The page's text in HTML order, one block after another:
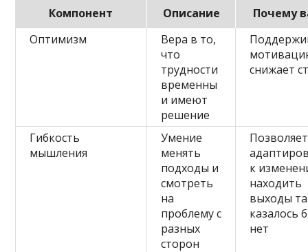
Компонент Описание
Почему
Оптимизм
Вера в то,
что
трудности
временны
и имеют
решение
снижает
Гибкость
мышления
Умение
менять
подходы и
смотреть
на
проблему с
разных
сторон
Позволяет
к
находить
выходы
казалось
нет